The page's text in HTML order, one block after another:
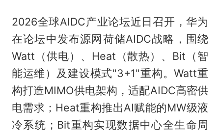
2026全球AIDC产业论坛近日召开，华为
在论坛中发布源网荷储AIDC战略，围绕
Watt（供电）、Heat（散热）、Bit（智
能运维）及建设模式"3+1"重构。Watt重
构打造MIMO供电架构，适配AIDC高密供
电需求；Heat重构推出AI赋能的MW级液
冷系统；Bit重构实现数据中心全生命周